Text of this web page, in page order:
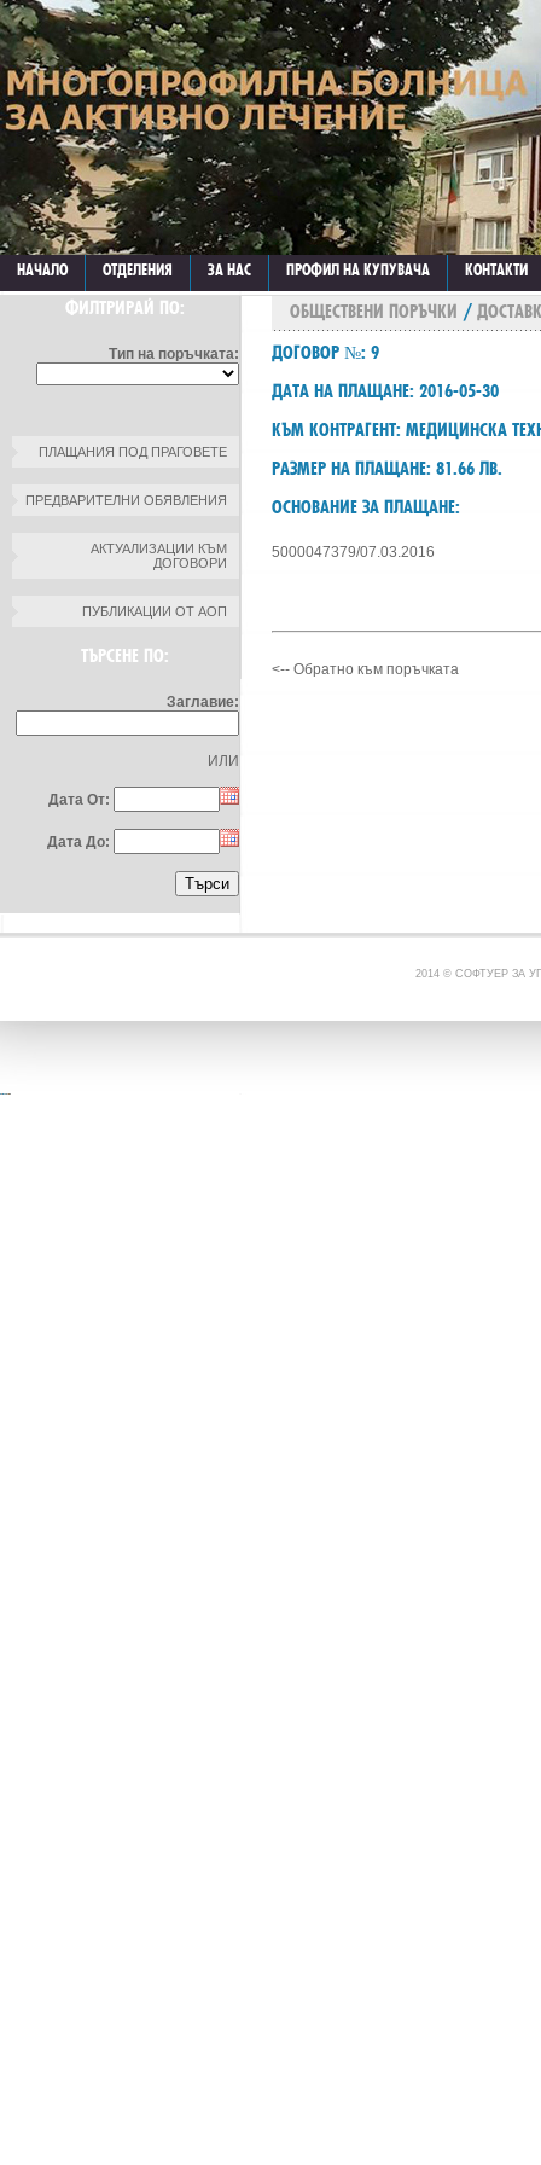
НАЧАЛО ОТДЕЛЕНИЯ ЗА НАС ПРОФИЛ НА КУПУВАЧА КОНТАКТИ
ФИЛТРИРАЙ ПО:
Тип на поръчката:
ПЛАЩАНИЯ ПОД ПРАГОВЕТЕ
ПРЕДВАРИТЕЛНИ ОБЯВЛЕНИЯ
АКТУАЛИЗАЦИИ КЪМ
ДОГОВОРИ
ПУБЛИКАЦИИ ОТ АОП
ТЪРСЕНЕ ПО:
Заглавие:
ИЛИ
Дата От:
Дата До:
ОБЩЕСТВЕНИ ПОРЪЧКИ /
ДОГОВОР №: 9
ДАТА НА ПЛАЩАНЕ: 2016-05-30
КЪМ КОНТРАГЕНТ: МЕДИЦИНСКА
РАЗМЕР НА ПЛАЩАНЕ: 81.66 ЛВ.
ОСНОВАНИЕ ЗА ПЛАЩАНЕ:
5000047379/07.03.2016
<-- Обратно към поръчката
2014 © СОФТУЕР ЗА